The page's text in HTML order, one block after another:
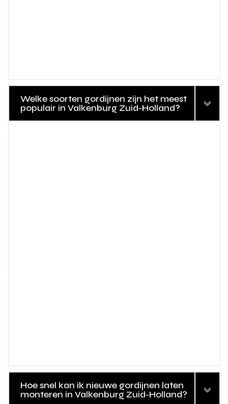
Welke soorten gordijnen zijn het meest
populair in Valkenburg Zuid-Holland?
Hoe snel kan ik nieuwe gordijnen laten
monteren in Valkenburg Zuid-Holland?